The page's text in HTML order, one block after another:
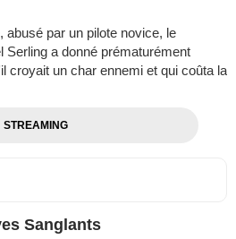
abusé par un pilote novice, le
Serling a donné prématurément
croyait un char ennemi et qui coûta la
STREAMING
Sanglants